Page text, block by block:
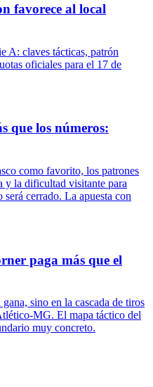
favorece al local
A: claves tácticas, patrón
oficiales para el 17 de
que los números:
como favorito, los patrones
y la dificultad visitante para
cerrado. La apuesta con
paga más que el
sino en la cascada de tiros
MG. El mapa táctico del
muy concreto.